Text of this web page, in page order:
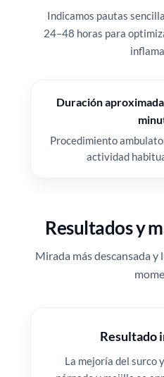
Indicamos pautas
24–48 horas para
Duración
Procedimiento
actividad
Resultados y
Mirada más descansada
Resultado
La mejoría del surco